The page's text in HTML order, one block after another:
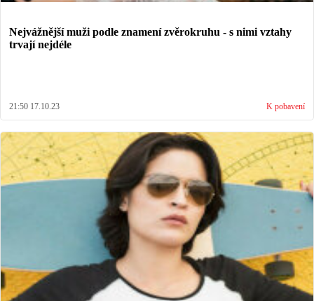
Nejvážnější muži podle znamení zvěrokruhu - s nimi vztahy
trvají nejdéle
21:50 17.10.23 K pobavení